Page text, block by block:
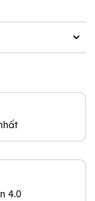
4.0